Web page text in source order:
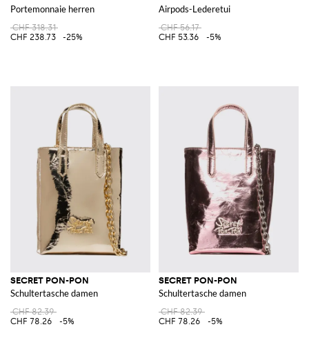
Portemonnaie herren
CHF 318.31
CHF 238.73
-25%
Airpods-Lederetui
CHF 56.17
CHF 53.36
-5%
SECRET PON-PON
Schultertasche damen
CHF 82.39
CHF 78.26
-5%
SECRET PON-PON
Schultertasche damen
CHF 82.39
CHF 78.26
-5%